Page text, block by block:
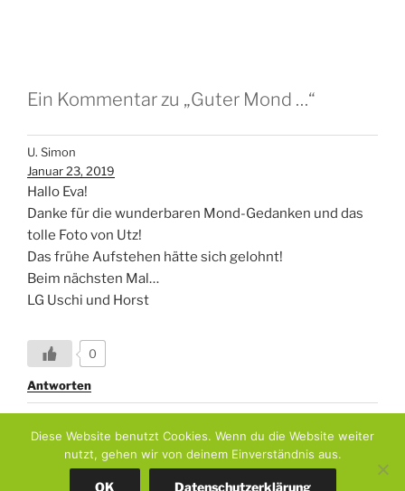
Ein Kommentar zu „Guter Mond …“
U. Simon
Januar 23, 2019
Hallo Eva!
Danke für die wunderbaren Mond-Gedanken und das
tolle Foto von Utz!
Das frühe Aufstehen hätte sich gelohnt!
Beim nächsten Mal…
LG Uschi und Horst
0
Antworten
Datenschutzerklärung Stolz präsentiert von WordPress
Diese Website benutzt Cookies. Wenn du die Website weiter
nutzt, gehen wir von deinem Einverständnis aus.
OK Datenschutzerklärung